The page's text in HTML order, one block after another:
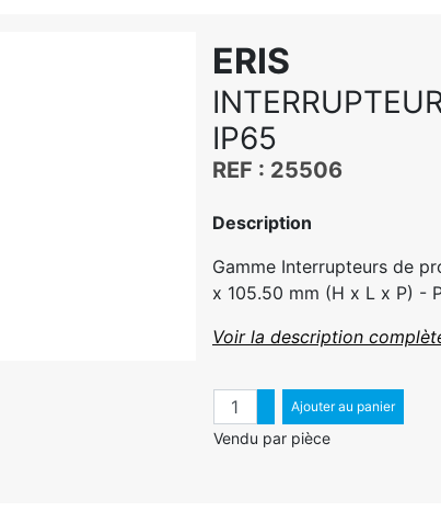
ERIS
IP65
REF : 25506
Description
Gamme Interrupteurs de
x 105.50 mm (H x L x P) -
Voir la description
QuantitéAugmenter quantité
Diminuer quantité
Ajouter au panier
Vendu par pièce